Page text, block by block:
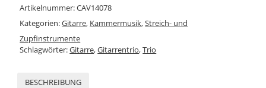
Artikelnummer:CAV14078
Kategorien:Gitarre, Kammermusik,Streich- und
Zupfinstrumente
Schlagwörter:Gitarre,Gitarrentrio,Trio
BESCHREIBUNG